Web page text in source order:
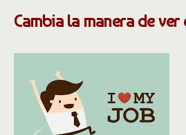
Cambia la manera de